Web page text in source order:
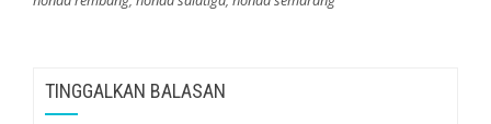
TINGGALKAN BALASAN